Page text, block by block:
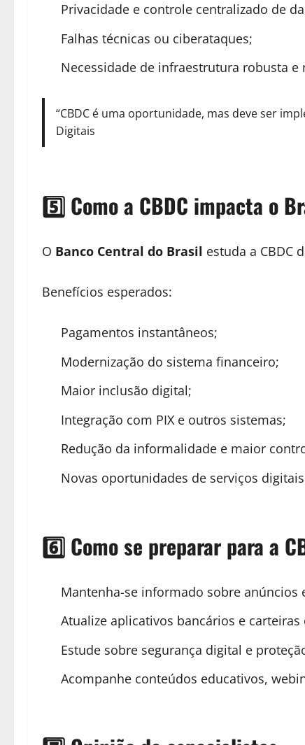
Privacidade e controle centralizado de
Falhas técnicas ou ciberataques;
Necessidade de infraestrutura robusta e
“CBDC é uma oportunidade, mas deve ser
Digitais
5️⃣ Como a CBDC impacta o
O Banco Central do Brasil estuda a CBDC
Benefícios esperados:
Pagamentos instantâneos;
Modernização do sistema financeiro;
Maior inclusão digital;
Integração com PIX e outros sistemas;
Redução da informalidade e maior
Novas oportunidades de serviços
6️⃣ Como se preparar para a
Mantenha-se informado sobre anúncios
Atualize aplicativos bancários e
Estude sobre segurança digital e
Acompanhe conteúdos educativos,